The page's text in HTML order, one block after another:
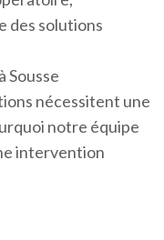
des solutions
Sousse
nécessitent une
notre équipe
intervention